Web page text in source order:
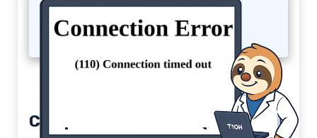
Rebel IST
Comparatif Rebel IST (2026)